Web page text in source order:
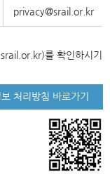
privacy@srail.or.kr
를 확인하시기
처리방침 바로가기